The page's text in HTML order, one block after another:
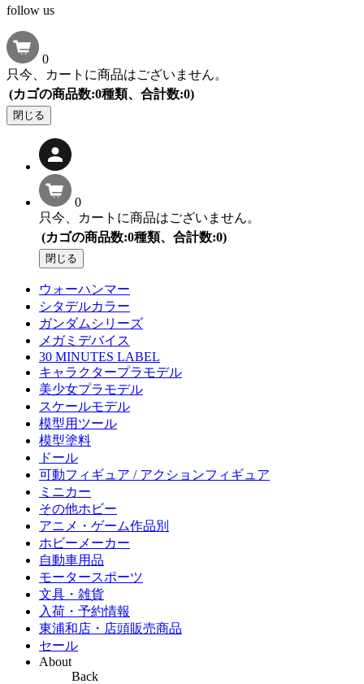
follow us
0
只今、カートに商品はございません。
(カゴの商品数:0種類、合計数:0)
閉じる
0
只今、カートに商品はございません。
(カゴの商品数:0種類、合計数:0)
閉じる
ウォーハンマー
シタデルカラー
ガンダムシリーズ
メガミデバイス
30 MINUTES LABEL
キャラクタープラモデル
美少女プラモデル
スケールモデル
模型用ツール
模型塗料
ドール
可動フィギュア / アクションフィギュア
ミニカー
その他ホビー
アニメ・ゲーム作品別
ホビーメーカー
自動車用品
モータースポーツ
文具・雑貨
入荷・予約情報
東浦和店・店頭販売商品
セール
About
Back